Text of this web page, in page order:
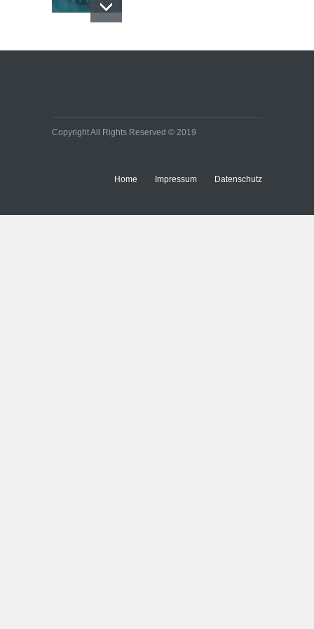
Copyright All Rights Reserved © 2019
Home Impressum Datenschutz